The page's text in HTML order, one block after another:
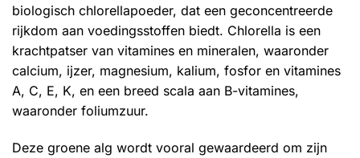
biologisch chlorellapoeder, dat een geconcentreerde
rijkdom aan voedingsstoffen biedt. Chlorella is een
krachtpatser van vitamines en mineralen, waaronder
calcium, ijzer, magnesium, kalium, fosfor en vitamines
A, C, E, K, en een breed scala aan B-vitamines,
waaronder foliumzuur.
Deze groene alg wordt vooral gewaardeerd om zijn